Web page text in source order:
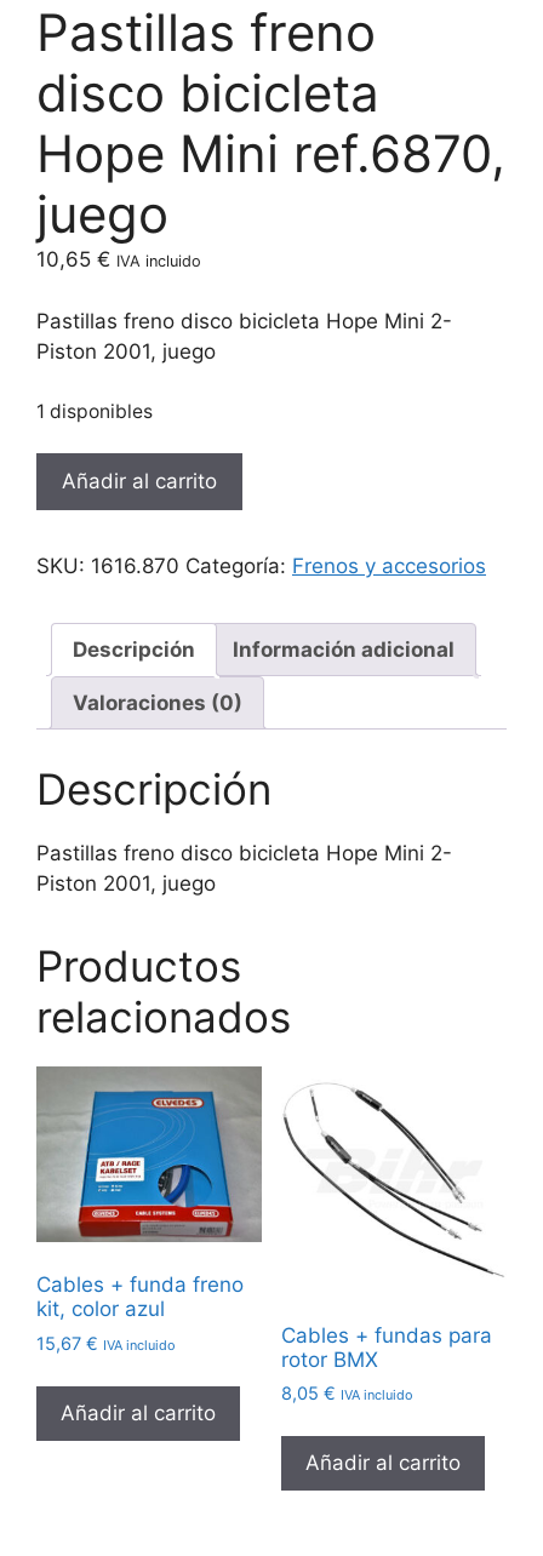
Pastillas freno
disco bicicleta
Hope Mini ref.6870,
juego
10,65 € IVA incluido
Pastillas freno disco bicicleta Hope Mini 2-
Piston 2001, juego
1 disponibles
Pastillas
bicicleta
Mini
ref.6870,
juego
cantidad
Añadir al carrito
SKU: 1616.870 Categoría: Frenos y accesorios
Descripción Información adicional
Valoraciones (0)
Descripción
Pastillas freno disco bicicleta Hope Mini 2-
Piston 2001, juego
Productos
relacionados
Cables + funda freno
kit, color azul
15,67 € IVA incluido
Añadir al carrito
Cables + fundas para
rotor BMX
8,05 € IVA incluido
Añadir al carrito